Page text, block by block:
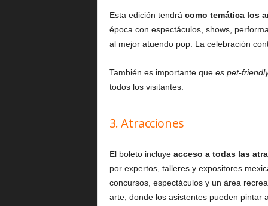
Esta edición tendrá como temática los
época con espectáculos, shows,
al mejor atuendo pop. La celebración
También es importante que es pet-
todos los visitantes.
3. Atracciones
El boleto incluye acceso a todas las
por expertos, talleres y expositores
concursos, espectáculos y un área
arte, donde los asistentes pueden pintar